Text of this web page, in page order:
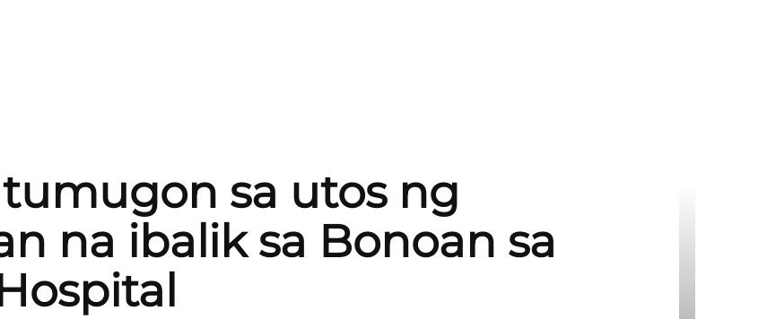
sa utos ng
na ibalik sa Bonoan sa